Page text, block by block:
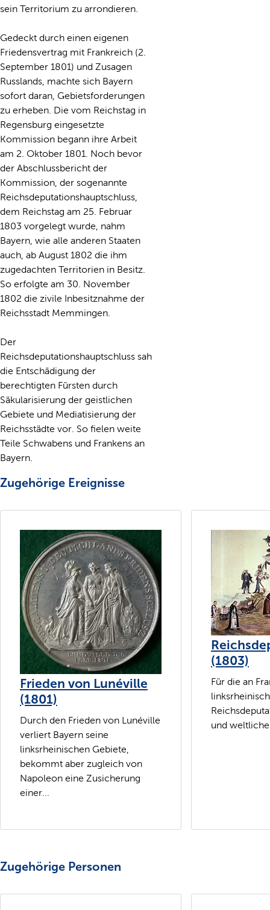
sein Territorium zu arrondieren.
Gedeckt durch einen eigenen
Friedensvertrag mit Frankreich (2.
September 1801) und Zusagen
Russlands, machte sich Bayern
sofort daran, Gebietsforderungen
zu erheben. Die vom Reichstag in
Regensburg eingesetzte
Kommission begann ihre Arbeit
am 2. Oktober 1801. Noch bevor
der Abschlussbericht der
Kommission, der sogenannte
Reichsdeputationshauptschluss,
dem Reichstag am 25. Februar
1803 vorgelegt wurde, nahm
Bayern, wie alle anderen Staaten
auch, ab August 1802 die ihm
zugedachten Territorien in Besitz.
So erfolgte am 30. November
1802 die zivile Inbesitznahme der
Reichsstadt Memmingen.
Der
Reichsdeputationshauptschluss sah
die Entschädigung der
berechtigten Fürsten durch
Säkularisierung der geistlichen
Gebiete und Mediatisierung der
Reichsstädte vor. So fielen weite
Teile Schwabens und Frankens an
Bayern.
Zugehörige Ereignisse
Frieden von Lunéville
(1801)
Durch den Frieden von Lunéville
verliert Bayern seine
linksrheinischen Gebiete,
bekommt aber zugleich von
Napoleon eine Zusicherung
einer...
(1803)
Für die an
und
Zugehörige Personen